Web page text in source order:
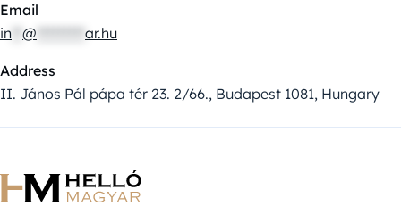
Email
in @ ar.hu
Address
II. János Pál pápa tér 23. 2/66., Budapest 1081, Hungary